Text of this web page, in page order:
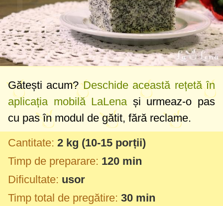
Gătești acum?Deschide această rețetă în
aplicația mobilă LaLena și urmeaz-o pas
cu pas în modul de gătit, fără reclame.
Cantitate: 2 kg (10-15 porții)
Timp de preparare: 120 min
Dificultate: usor
Timp total de pregătire: 30 min